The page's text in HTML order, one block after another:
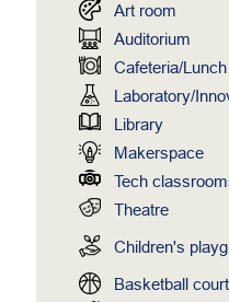
Art room
Auditorium
Cafeteria/
Laboratory/
Library
Makerspace
Tech
Theatre
Children's
Basketball court